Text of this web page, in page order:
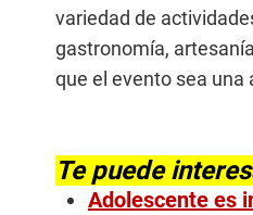
variedad de
gastronomía,
que el evento sea
Te puede
Adolescente es